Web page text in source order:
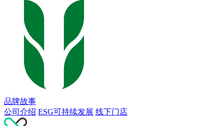
品牌故事
公司介绍 ESG可持续发展 线下门店